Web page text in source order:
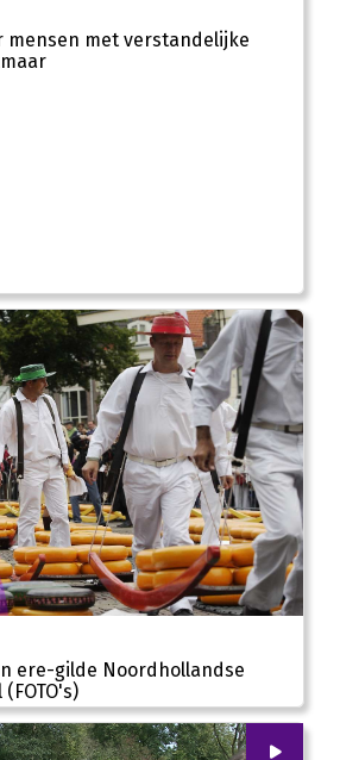
mensen met verstandelijke
ere-gilde Noordhollandse